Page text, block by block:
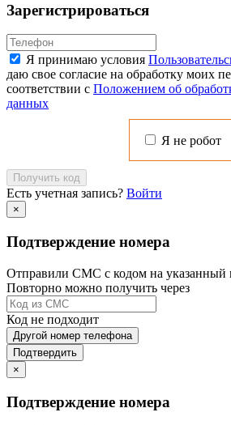
Зарегистрироваться
Я принимаю условия
даю свое согласие на обработку моих
соответствии с Положением об
данных
Я не робот
Получить код
Есть учетная запись? Войти
×
Подтверждение номера
Отправили СМС с кодом на указанный
Повторно можно получить через
Код не подходит
Другой номер телефона
Подтвердить
×
Подтверждение номера